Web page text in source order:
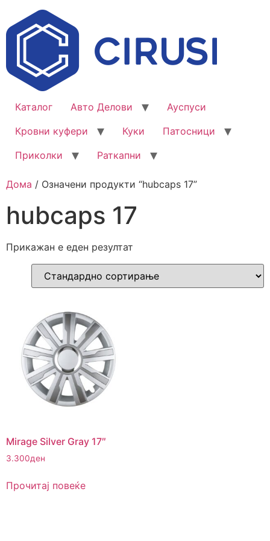
Каталог Авто Делови
Ауспуси
Кровни куфери
Куки
Патосници
Приколки
Раткапни
Дома / Означени продукти “hubcaps 17”
hubcaps 17
Прикажан е еден резултат
Mirage Silver Gray 17″
3.300ден
Прочитај повеќе